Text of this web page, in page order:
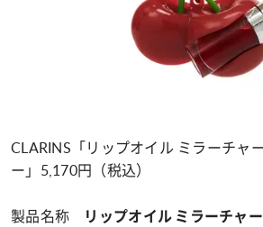
CLARINS「リップオイル ミラーチャ
ー」5,170円（税込）
製品名称
リップオイル ミラーチャ